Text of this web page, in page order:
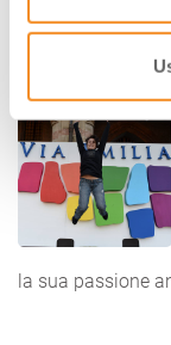
AUTORE
la sua passione